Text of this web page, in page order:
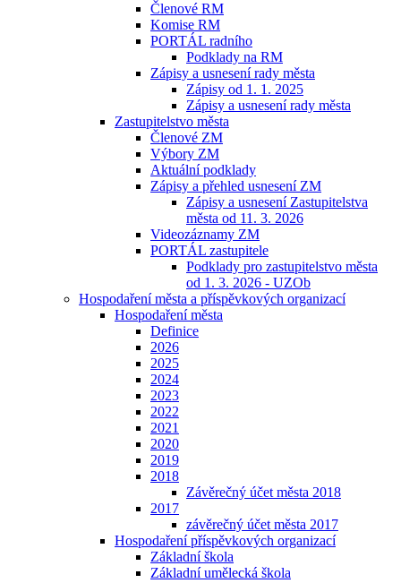
Členové RM
Komise RM
PORTÁL radního
Podklady na RM
Zápisy a usnesení rady města
Zápisy od 1. 1. 2025
Zápisy a usnesení rady města
Zastupitelstvo města
Členové ZM
Výbory ZM
Aktuální podklady
Zápisy a přehled usnesení ZM
Zápisy a usnesení Zastupitelstva
města od 11. 3. 2026
Videozáznamy ZM
PORTÁL zastupitele
Podklady pro zastupitelstvo města
od 1. 3. 2026 - UZOb
Hospodaření města a příspěvkových organizací
Hospodaření města
Definice
2026
2025
2024
2023
2022
2021
2020
2019
2018
Závěrečný účet města 2018
2017
závěrečný účet města 2017
Hospodaření příspěvkových organizací
Základní škola
Základní umělecká škola